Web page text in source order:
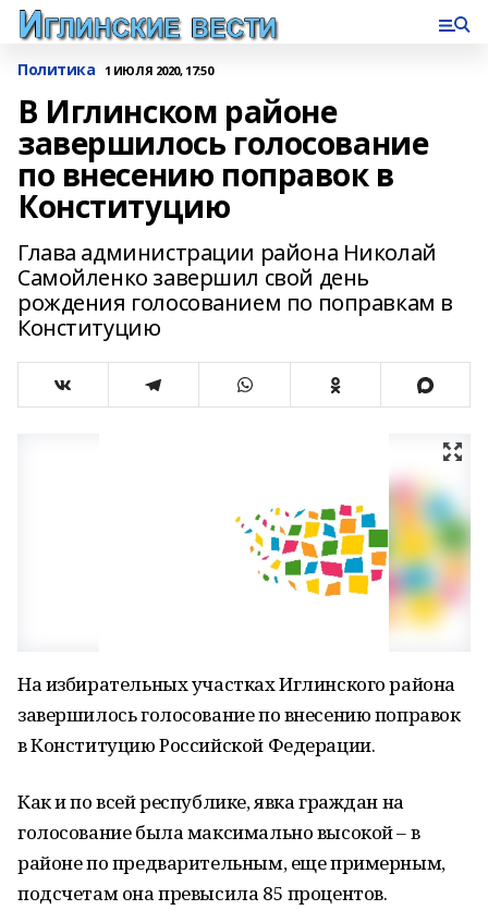
Политика 1 ИЮЛЯ 2020, 17:50
В Иглинском районе
завершилось голосование
по внесению поправок в
Конституцию
Глава администрации района Николай
Самойленко завершил свой день
рождения голосованием по поправкам в
Конституцию
На избирательных участках Иглинского района
завершилось голосование по внесению поправок
в Конституцию Российской Федерации.
Как и по всей республике, явка граждан на
голосование была максимально высокой – в
районе по предварительным, еще примерным,
подсчетам она превысила 85 процентов.